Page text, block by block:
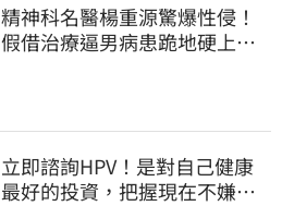
精神科名醫楊重源驚爆性侵！
假借治療逼男病患跪地硬上…
立即諮詢HPV！是對自己健康
最好的投資，把握現在不嫌